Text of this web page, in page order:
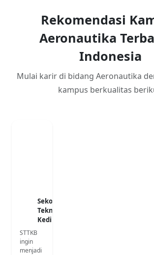
Rekomendasi
Aeronautika
Indonesia
Mulai karir di bidang Aeronautika
kampus berkualitas
Sekolah Tinggi
Teknologi
Kedirgantaraan
STTKB
ingin
menjadi